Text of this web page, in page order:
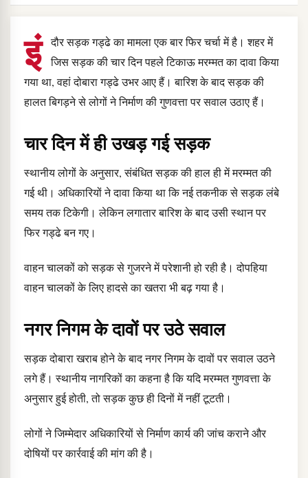
इं
दौर सड़क गड्ढे का मामला एक बार फिर चर्चा में है। शहर में
जिस सड़क की चार दिन पहले टिकाऊ मरम्मत का दावा किया
गया था, वहां दोबारा गड्ढे उभर आए हैं। बारिश के बाद सड़क की
हालत बिगड़ने से लोगों ने निर्माण की गुणवत्ता पर सवाल उठाए हैं।
चार दिन में ही उखड़ गई सड़क
स्थानीय लोगों के अनुसार, संबंधित सड़क की हाल ही में मरम्मत की
गई थी। अधिकारियों ने दावा किया था कि नई तकनीक से सड़क लंबे
समय तक टिकेगी। लेकिन लगातार बारिश के बाद उसी स्थान पर
फिर गड्ढे बन गए।
वाहन चालकों को सड़क से गुजरने में परेशानी हो रही है। दोपहिया
वाहन चालकों के लिए हादसे का खतरा भी बढ़ गया है।
नगर निगम के दावों पर उठे सवाल
सड़क दोबारा खराब होने के बाद नगर निगम के दावों पर सवाल उठने
लगे हैं। स्थानीय नागरिकों का कहना है कि यदि मरम्मत गुणवत्ता के
अनुसार हुई होती, तो सड़क कुछ ही दिनों में नहीं टूटती।
लोगों ने जिम्मेदार अधिकारियों से निर्माण कार्य की जांच कराने और
दोषियों पर कार्रवाई की मांग की है।